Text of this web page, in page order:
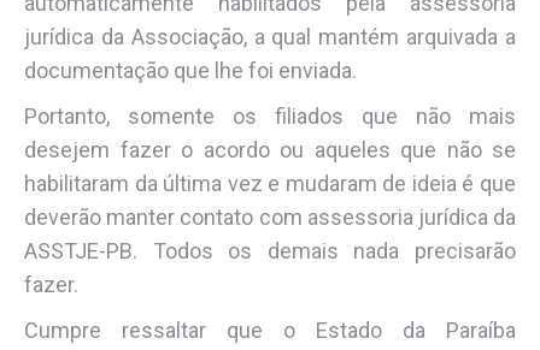
jurídica da Associação, a qual mantém arquivada a
documentação que lhe foi enviada.
Portanto, somente os filiados que não mais
desejem fazer o acordo ou aqueles que não se
habilitaram da última vez e mudaram de ideia é que
deverão manter contato com assessoria jurídica da
ASSTJE-PB. Todos os demais nada precisarão
fazer.
Cumpre ressaltar que o Estado da Paraíba